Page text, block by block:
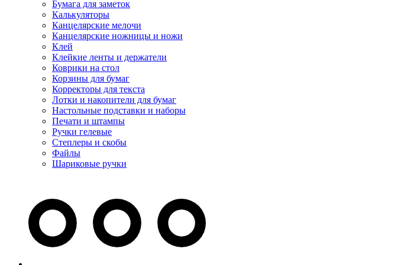
Бумага для заметок
Калькуляторы
Канцелярские мелочи
Канцелярские ножницы и ножи
Клей
Клейкие ленты и держатели
Коврики на стол
Корзины для бумаг
Корректоры для текста
Лотки и накопители для бумаг
Настольные подставки и наборы
Печати и штампы
Ручки гелевые
Степлеры и скобы
Файлы
Шариковые ручки